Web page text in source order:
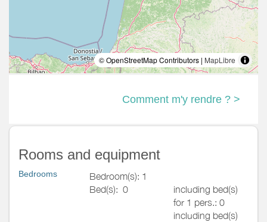
© OpenStreetMap Contributors | MapLibre
Comment m'y rendre ? >
Rooms and equipment
Bedrooms
Bedroom(s): 1
Bed(s): 0
including bed(s)
for 1 pers.: 0
including bed(s)